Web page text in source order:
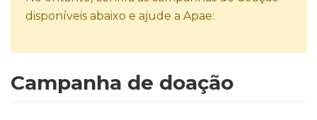
disponíveis abaixo e ajude a Apae:
Campanha de doação